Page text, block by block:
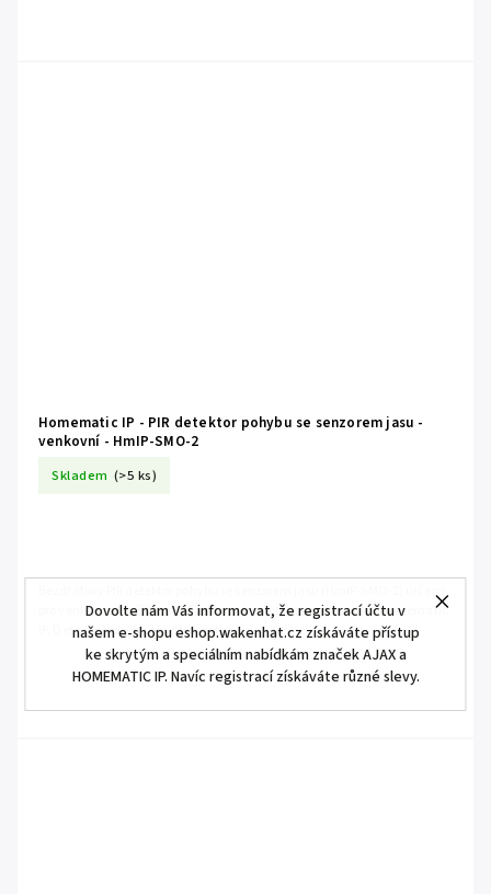
Dovolte nám Vás informovat, že registrací účtu v
našem e-shopu eshop.wakenhat.cz získáváte přístup
ke skrytým a speciálním nabídkám značek AJAX a
HOMEMATIC IP. Navíc registrací získáváte různé slevy.
Homematic IP - PIR detektor pohybu se senzorem jasu -
venkovní - HmIP-SMO-2
Skladem (>5 ks)
Bezdrátový PIR detektor pohybu se senzorem jasu (HmIP-SMO-2) určený
pro venkovní použití je součástí systému chytré domácnosti Homematic
IP. Detektor pohybu s krytím proti...